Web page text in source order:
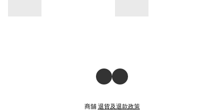
商舖 退貨及退款政策